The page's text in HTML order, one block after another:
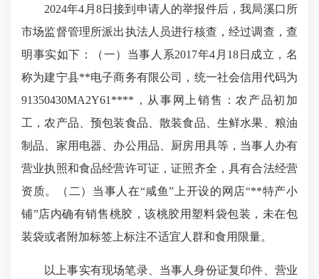
2024年4月8日接到申请人的举报件后，我局溪口所
市场监督管理所派出执法人员进行核查，经过调查，查
明事实如下：（一）当事人系2017年4月18日成立，名
称为建宁县**电子商务有限公司，统一社会信用代码为
91350430MA2Y61****，从事网上销售：农产品初加
工，农产品、预包装食品、散装食品、生鲜水果、粮油
制品、家用电器、办公用品、厨房用具等，当事人办有
营业执照和食品经营许可证，证照齐全，具有合法经营
资质。（二）当事人在“咸鱼”上开设的网店“**特产小
铺”店内确有销售桃胶，该桃胶用塑料袋包装，未在包
装袋或者附加标签上标注不适宜人群和食用限量。
以上事实有现场笔录、当事人身份证复印件、营业